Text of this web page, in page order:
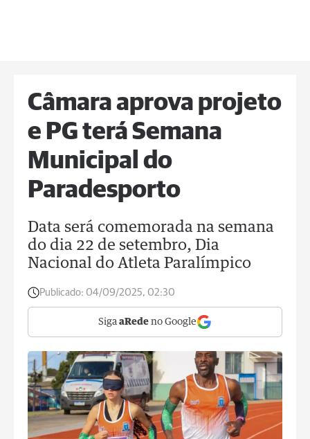
Câmara aprova projeto
e PG terá Semana
Municipal do
Paradesporto
Data será comemorada na semana
do dia 22 de setembro, Dia
Nacional do Atleta Paralímpico
Publicado: 04/09/2025, 02:30
Siga aRede no Google